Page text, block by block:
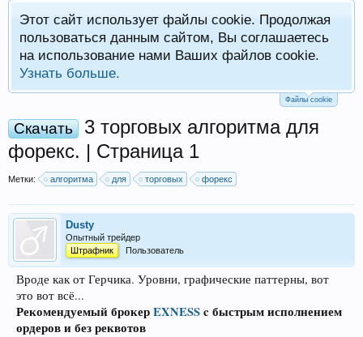
Этот сайт использует файлы cookie. Продолжая
пользоваться данным сайтом, Вы соглашаетесь
на использование нами Ваших файлов cookie.
Узнать больше.
Файлы cookie
Скачать
3 торговых алгоритма для
форекс. | Страница 1
Метки: алгоритма для торговых форекс
Dusty
Опытный трейдер
Штрафник
Пользователь
Вроде как от Герчика. Уровни, графические паттерны, вот
это вот всё...
Рекомендуемый брокерEXNESSc быстрым исполнением
ордеров и без реквотов